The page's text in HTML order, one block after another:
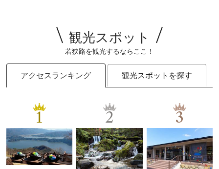
観光スポット
若狭路を観光するならここ！
アクセスランキング 観光スポットを探す
1 2 3